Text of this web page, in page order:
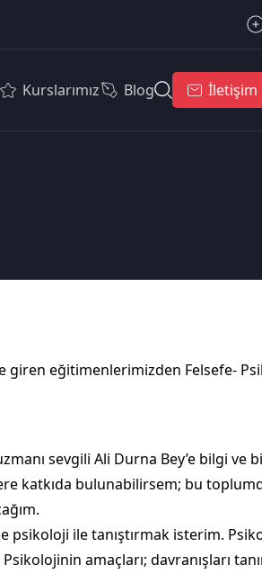
Kurslarımız Blog İletişim
giren eğitimenlerimizden Felsefe-
sevgili Ali Durna Bey’e bilgi ve
katkıda bulunabilirsem; bu
psikoloji ile tanıştırmak isterim.
Psikolojinin amaçları; davranışları